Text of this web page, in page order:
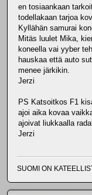
en tosiaankaan
todellakaan tarjoa
Kyllähän samurai
Mitäs luulet Mika,
koneella vai yyber
hauskaa että auto
menee järkikin.
Jerzi
PS Katsoitkos F1
ajoi aika kovaa
ajoivat liukkaalla
Jerzi
SUOMI ON